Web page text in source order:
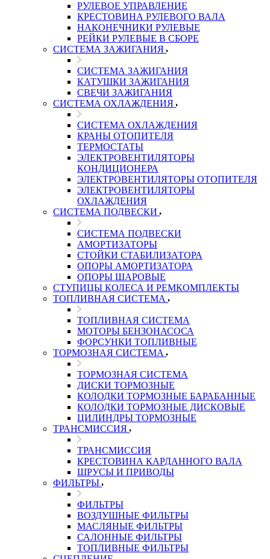
РУЛЕВОЕ УПРАВЛЕНИЕ
КРЕСТОВИНА РУЛЕВОГО ВАЛА
НАКОНЕЧНИКИ РУЛЕВЫЕ
РЕЙКИ РУЛЕВЫЕ В СБОРЕ
СИСТЕМА ЗАЖИГАНИЯ
СИСТЕМА ЗАЖИГАНИЯ
КАТУШКИ ЗАЖИГАНИЯ
СВЕЧИ ЗАЖИГАНИЯ
СИСТЕМА ОХЛАЖДЕНИЯ
СИСТЕМА ОХЛАЖДЕНИЯ
КРАНЫ ОТОПИТЕЛЯ
ТЕРМОСТАТЫ
ЭЛЕКТРОВЕНТИЛЯТОРЫ
КОНДИЦИОНЕРА
ЭЛЕКТРОВЕНТИЛЯТОРЫ ОТОПИТЕЛЯ
ЭЛЕКТРОВЕНТИЛЯТОРЫ
ОХЛАЖДЕНИЯ
СИСТЕМА ПОДВЕСКИ
СИСТЕМА ПОДВЕСКИ
АМОРТИЗАТОРЫ
СТОЙКИ СТАБИЛИЗАТОРА
ОПОРЫ АМОРТИЗАТОРА
ОПОРЫ ШАРОВЫЕ
СТУПИЦЫ КОЛЕСА И РЕМКОМПЛЕКТЫ
ТОПЛИВНАЯ СИСТЕМА
ТОПЛИВНАЯ СИСТЕМА
МОТОРЫ БЕНЗОНАСОСА
ФОРСУНКИ ТОПЛИВНЫЕ
ТОРМОЗНАЯ СИСТЕМА
ТОРМОЗНАЯ СИСТЕМА
ДИСКИ ТОРМОЗНЫЕ
КОЛОДКИ ТОРМОЗНЫЕ БАРАБАННЫЕ
КОЛОДКИ ТОРМОЗНЫЕ ДИСКОВЫЕ
ЦИЛИНДРЫ ТОРМОЗНЫЕ
ТРАНСМИССИЯ
ТРАНСМИССИЯ
КРЕСТОВИНА КАРДАННОГО ВАЛА
ШРУСЫ И ПРИВОДЫ
ФИЛЬТРЫ
ФИЛЬТРЫ
ВОЗДУШНЫЕ ФИЛЬТРЫ
МАСЛЯНЫЕ ФИЛЬТРЫ
САЛОННЫЕ ФИЛЬТРЫ
ТОПЛИВНЫЕ ФИЛЬТРЫ